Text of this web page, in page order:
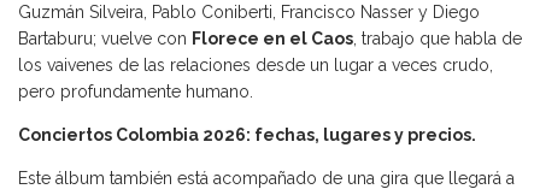
Guzmán Silveira, Pablo Coniberti, Francisco Nasser y Diego
Bartaburu; vuelve con Florece en el Caos , trabajo que habla de
los vaivenes de las relaciones desde un lugar a veces crudo,
pero profundamente humano.
Conciertos Colombia 2026: fechas, lugares y precios.
Este álbum también está acompañado de una gira que llegará a